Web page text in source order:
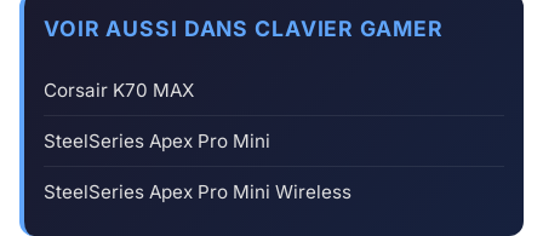
VOIR AUSSI DANS CLAVIER GAMER
Corsair K70 MAX
SteelSeries Apex Pro Mini
SteelSeries Apex Pro Mini Wireless